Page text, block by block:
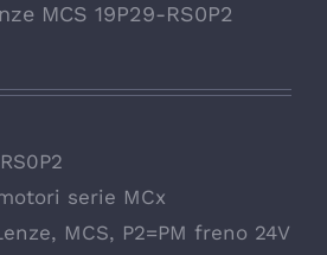
MCS 19P29-RS0P2
serie MCx
, MCS, P2=PM freno 24V